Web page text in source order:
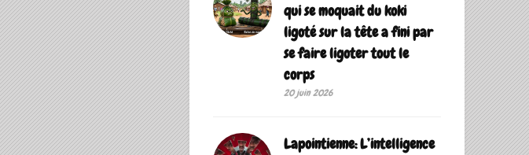
qui se moquait du koki
ligoté sur la tête a fini par
se faire ligoter tout le
corps
20 juin 2026
Lapointienne: L’intelligence